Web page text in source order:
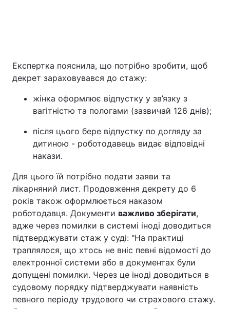
Експертка пояснила, що потрібно зробити, щоб
декрет зараховувався до стажу:
жінка оформлює відпустку у зв’язку з
вагітністю та пологами (зазвичай 126 днів);
після цього бере відпустку по догляду за
дитиною - роботодавець видає відповідні
накази.
Для цього їй потрібно подати заяви та
лікарняний лист. Продовження декрету до 6
років також оформлюється наказом
роботодавця. Документи важливо зберігати,
адже через помилки в системі іноді доводиться
підтверджувати стаж у суді: "На практиці
траплялося, що хтось не вніс певні відомості до
електронної системи або в документах були
допущені помилки. Через це іноді доводиться в
судовому порядку підтверджувати наявність
певного періоду трудового чи страхового стажу.